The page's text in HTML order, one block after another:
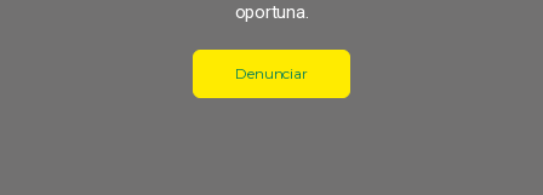
oportuna.
Denunciar